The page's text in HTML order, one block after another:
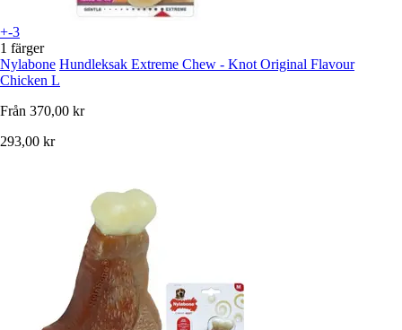
+-3
1 färger
Nylabone Hundleksak Extreme Chew - Knot Original Flavour
Chicken L
Från 370,00 kr
293,00 kr